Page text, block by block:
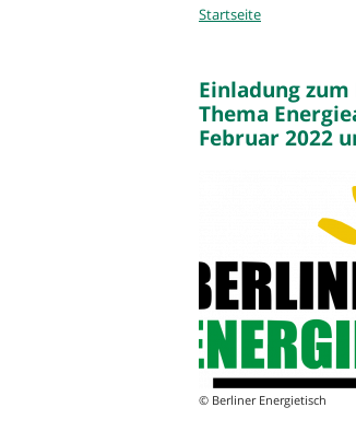
Sie
Startseite
Einladung
Thema
Februar 2022
© Berliner Energietisch